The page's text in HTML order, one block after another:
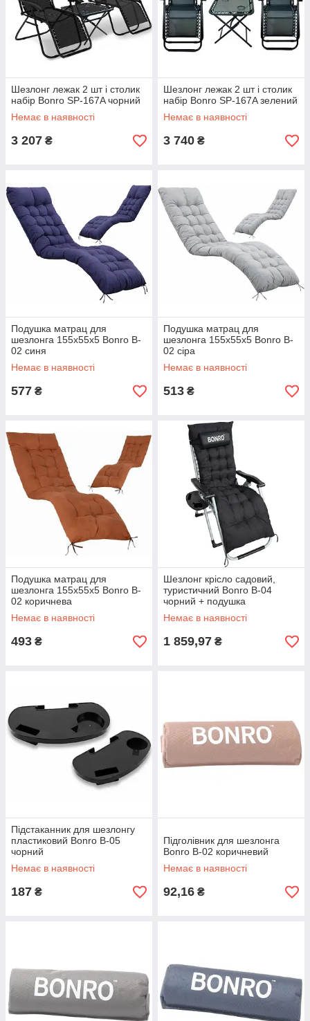
Шезлонг лежак 2 шт і столик
набір Bonro SP-167A чорний
Немає в наявності
3 207 ₴
Шезлонг лежак 2 шт і столик
набір Bonro SP-167A зелений
Немає в наявності
3 740 ₴
Подушка матрац для
шезлонга 155х55х5 Bonro B-
02 синя
Немає в наявності
577 ₴
Подушка матрац для
шезлонга 155х55х5 Bonro B-
02 сіра
Немає в наявності
513 ₴
Подушка матрац для
шезлонга 155х55х5 Bonro B-
02 коричнева
Немає в наявності
493 ₴
Шезлонг крісло садовий,
туристичний Bonro B-04
чорний + подушка
Немає в наявності
1 859,97 ₴
Підстаканник для шезлонгу
пластиковий Bonro B-05
чорний
Немає в наявності
187 ₴
Підголівник для шезлонга
Bonro B-02 коричневий
Немає в наявності
92,16 ₴